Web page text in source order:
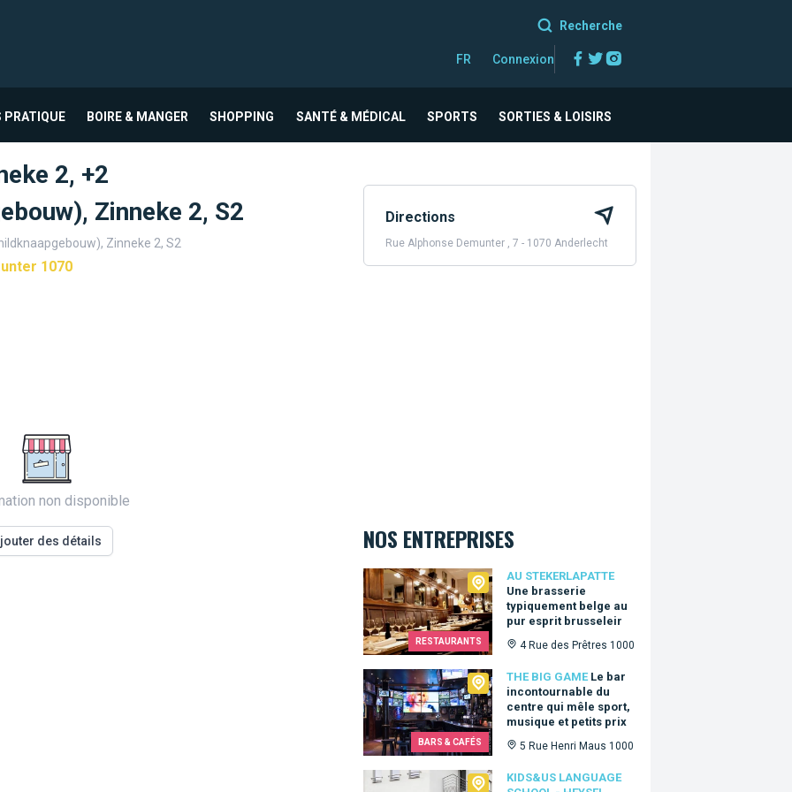
Recherche
FR Connexion Facebook
Twitter
PRATIQUE BOIRE & MANGER SHOPPING SANTÉ & MÉDICAL SPORTS SORTIES & LOISIRS
2, +2
Zinneke 2, S2
Zinneke 2, S2
1070
non disponible
des détails
Directions
Rue Alphonse Demunter , 7 - 1070 Anderlecht
NOS ENTREPRISES
RESTAURANTS
AU STEKERLAPATTE
Une brasserie
typiquement belge au
pur esprit brusseleir
4 Rue des Prêtres 1000
Au Stekerlapatte
BARS & CAFÉS
THE BIG GAME Le bar
incontournable du
centre qui mêle sport,
musique et petits prix
5 Rue Henri Maus 1000
The Big Game
KIDS&US LANGUAGE
Kids&Us language school - Heysel